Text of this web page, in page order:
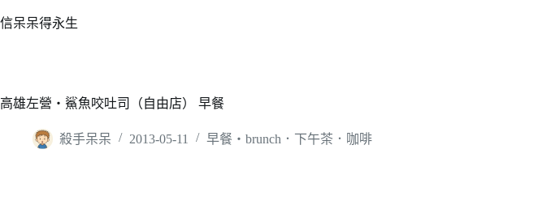
至
容
信呆呆得永生
高雄左營‧鯊魚咬吐司（自由店） 早餐
殺手呆呆 2013-05-11 早餐‧brunch．下午茶．咖啡